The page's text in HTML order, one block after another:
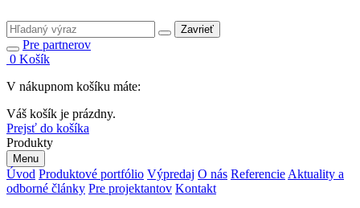
Zavrieť
Pre partnerov
0 Košík
V nákupnom košíku máte:
Váš košík je prázdny.
Prejsť do košíka
Produkty
Menu
Úvod Produktové portfólio Výpredaj O nás Referencie Aktuality a
odborné články Pre projektantov Kontakt